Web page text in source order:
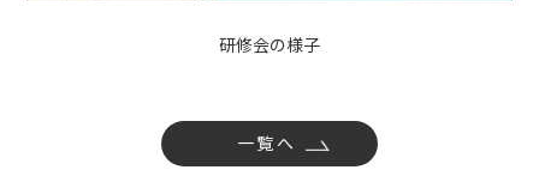
研修会の様子
一覧へ